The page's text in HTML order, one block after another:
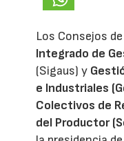
Los Consejos
Integrado de
(Sigaus) y
e Industriales
Colectivos de
del Productor